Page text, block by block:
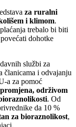
za ruralni
i klimom.
trebalo bi biti
dohotke
službi za
članicama i odvajanju
a za pomoć
održivom
. Od
da 10 %
za bioraznolikost,